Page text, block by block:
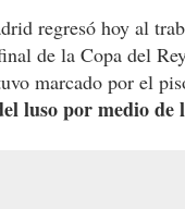
regresó hoy al
de la Copa del
marcado por el
luso por medio de